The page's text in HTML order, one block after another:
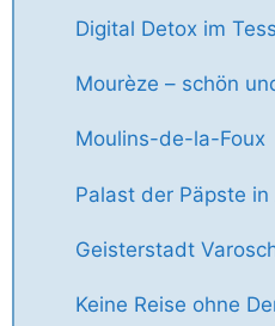
Digital Detox im
Mourèze – schön
Moulins-de-la-Foux
Palast der Päpste in
Geisterstadt
Keine Reise ohne